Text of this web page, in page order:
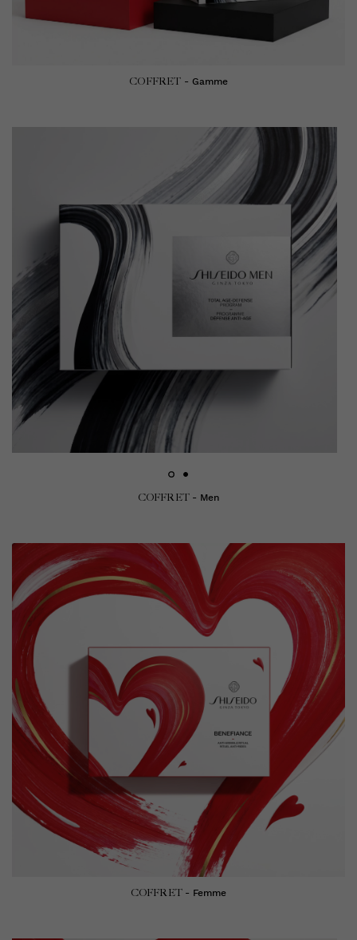
COFFRET - Gamme
COFFRET - Men
COFFRET - Femme